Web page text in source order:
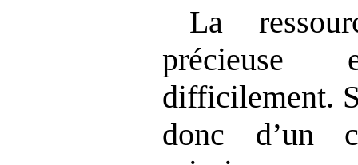
La
difficilement.
donc d’un